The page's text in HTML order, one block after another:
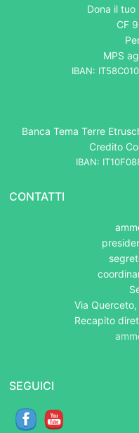
Dona il
CF
MPS
IBAN:
Banca Tema Terre
Credito
IBAN:
CONTATTI
Via
Recapito
SEGUICI